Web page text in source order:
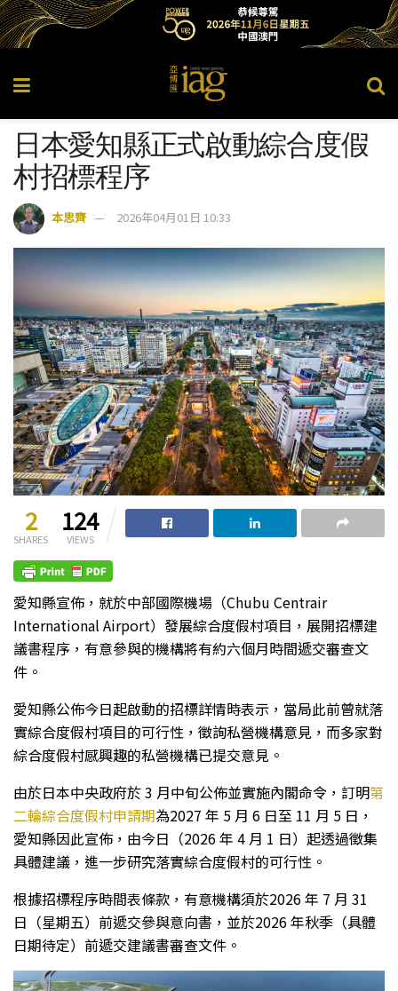
日本愛知縣正式啟動綜合度假
村招標程序
本思齊 2026年04月01日 10:33
2
SHARES
124
VIEWS
愛知縣宣佈，就於中部國際機場（Chubu Centrair
International Airport）發展綜合度假村項目，展開招標建
議書程序，有意參與的機構將有約六個月時間遞交審查文
件。
愛知縣公佈今日起啟動的招標詳情時表示，當局此前曾就落
實綜合度假村項目的可行性，徵詢私營機構意見，而多家對
綜合度假村感興趣的私營機構已提交意見。
由於日本中央政府於 3 月中旬公佈並實施內閣命令，訂明第
二輪綜合度假村申請期為2027 年 5 月 6 日至 11 月 5 日，
愛知縣因此宣佈，由今日（2026 年 4 月 1 日）起透過徵集
具體建議，進一步研究落實綜合度假村的可行性。
根據招標程序時間表條款，有意機構須於2026 年 7 月 31
日（星期五）前遞交參與意向書，並於2026 年秋季（具體
日期待定）前遞交建議書審查文件。